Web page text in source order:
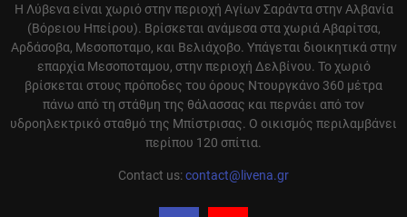
Η Λύβενα είναι χωριό στην περιοχή Αγίων Σαράντα στην Αλβανία
(Βόρειου Ηπείρου). Βρίσκεται ανάμεσα στα χωριά Αβαρίτσα,
Αρδάσοβα, Μεσοποταμο, και Βελιάχοβο. Υπάγεται διοικητικά στην
επαρχία Μεσοποταμου, στην περιοχή Δελβίνου. Το χωριό
βρίσκεται στους πρόποδες του όρους Ντουργκάνο 360 μέτρα
πάνω από τη στάθμη της θάλασσας και περνάει από τον
υδροηλεκτρικό σταθμό της Μπίστρισας. Ο οικισμός περιλαμβάνει
περίπου 120 σπίτια.
Contact us:contact@livena.gr